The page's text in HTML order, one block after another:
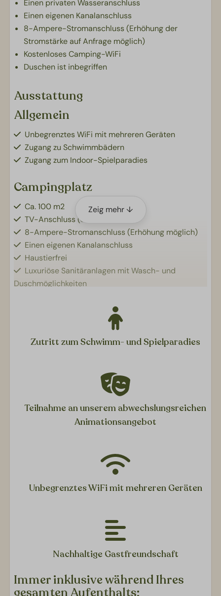
Einen privaten Wasseranschluss
Einen eigenen Kanalanschluss
8-Ampere-Stromanschluss (Erhöhung der
Stromstärke auf Anfrage möglich)
Kostenloses Camping-WiFi
Duschen ist inbegriffen
Ausstattung
Allgemein
Unbegrenztes WiFi mit mehreren Geräten
Zugang zu Schwimmbädern
Zugang zum Indoor-Spielparadies
Campingplatz
Ca. 100 m2
TV-Anschluss (CAI)
8-Ampere-Stromanschluss (Erhöhung möglich)
Einen eigenen Kanalanschluss
Haustierfrei
Luxuriöse Sanitäranlagen mit Wasch- und
Duschmöglichkeiten
Zeig mehr ↓
Zutritt zum Schwimm- und Spielparadies
Teilnahme an unserem abwechslungsreichen
Animationsangebot
Unbegrenztes WiFi mit mehreren Geräten
Nachhaltige Gastfreundschaft
Immer inklusive während Ihres